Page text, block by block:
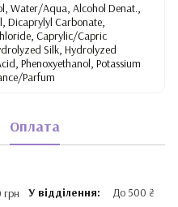
Water/Aqua, Alcohol Denat.,
Dicaprylyl Carbonate,
Caprylic/Capric
Silk, Hydrolyzed
Phenoxyethanol, Potassium
Parfum
Оплата
У відділення: До 500 ₴